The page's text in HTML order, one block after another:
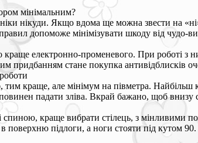
мінімальним?
нікуди. Якщо вдома ще можна звести на
допоможе мінімізувати шкоду від чудо-
краще електронно-променевого. При роботі
придбанням стане покупка антивідблисків
тим краще, але мінімум на півметра.
падати зліва. Вкрай бажано, щоб
спиною, краще вибрати стілець, з мінливими
поверхню підлоги, а ноги стояти під кутом 90.